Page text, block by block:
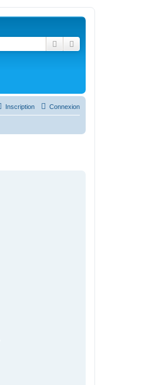
Rechercher
Connexion
Inscription